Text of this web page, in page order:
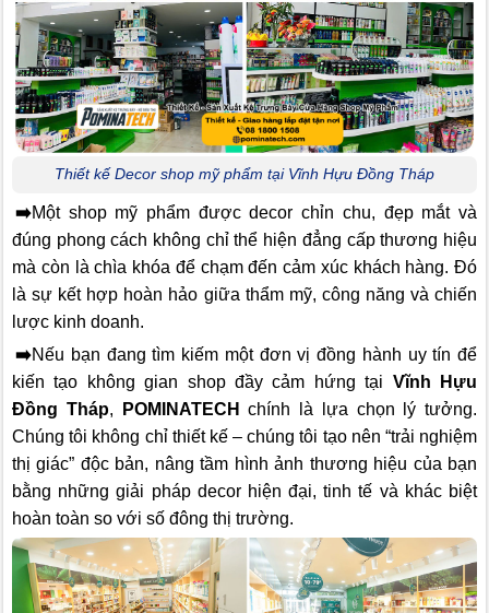
Thiết kế Decor shop mỹ phẩm tại Vĩnh Hựu Đồng Tháp
➡️Một shop mỹ phẩm được decor chỉn chu, đẹp mắt và
đúng phong cách không chỉ thể hiện đẳng cấp thương hiệu
mà còn là chìa khóa để chạm đến cảm xúc khách hàng. Đó
là sự kết hợp hoàn hảo giữa thẩm mỹ, công năng và chiến
lược kinh doanh.
➡️Nếu bạn đang tìm kiếm một đơn vị đồng hành uy tín để
kiến tạo không gian shop đầy cảm hứng tại Vĩnh Hựu
Đồng Tháp, POMINATECH chính là lựa chọn lý tưởng.
Chúng tôi không chỉ thiết kế – chúng tôi tạo nên “trải nghiệm
thị giác” độc bản, nâng tầm hình ảnh thương hiệu của bạn
bằng những giải pháp decor hiện đại, tinh tế và khác biệt
hoàn toàn so với số đông thị trường.